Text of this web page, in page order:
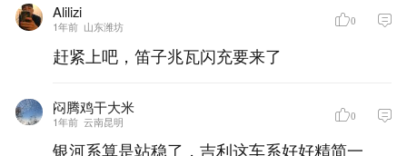
Alilizi_
1年前 山东潍坊 0
赶紧上吧，笛子兆瓦闪充要来了
闷腾鸡干大米
1年前 云南昆明 0
银河系算是站稳了，吉利这车系好好精简一